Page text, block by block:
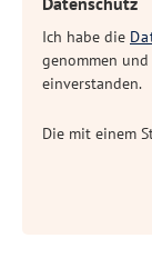
Ich habe die
genommen
einverstanden.
Die mit einem